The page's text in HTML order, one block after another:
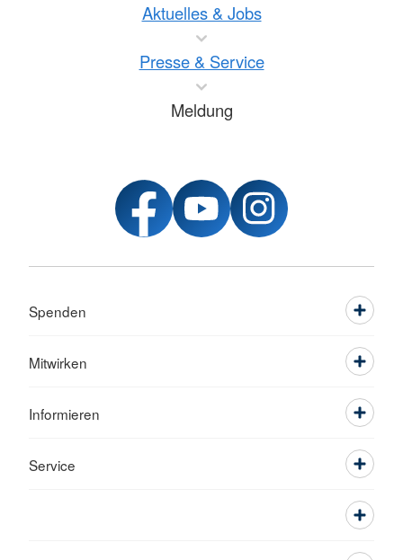
Aktuelles & Jobs
Presse & Service
Meldung
Spenden
Mitwirken
Informieren
Service